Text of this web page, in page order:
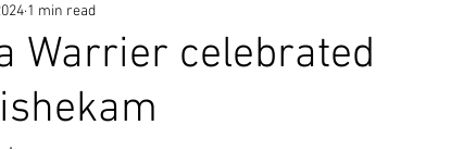
Info
Warrier celebrated
1 min read